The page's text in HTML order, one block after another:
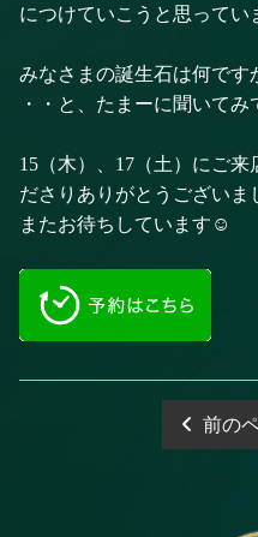
につけていこうと思ってい
みなさまの誕生石は何です
・・と、たまーに聞いて
15（木）、17（土）にご来
ださりありがとうござい
またお待ちしています☺️
前の